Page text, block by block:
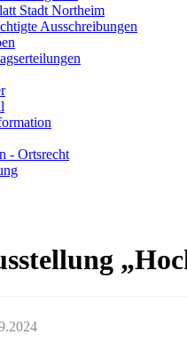
Stadt Northeim
Ausschreibungen
- Ortsrecht